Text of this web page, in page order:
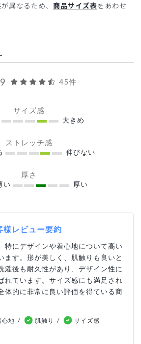
異なるため、 商品サイズ表をあわせ
45件
サイズ感
大きめ
ストレッチ感
伸びない
厚さ
い 厚い
様レビュー要約
特にデザインや着心地について高い
ます。形が美しく、肌触りも良いと
濯後も耐久性があり、デザイン性に
れています。サイズ感にも満足され
体的に非常に良い評価を得ている商
心地 肌触り
サイズ感